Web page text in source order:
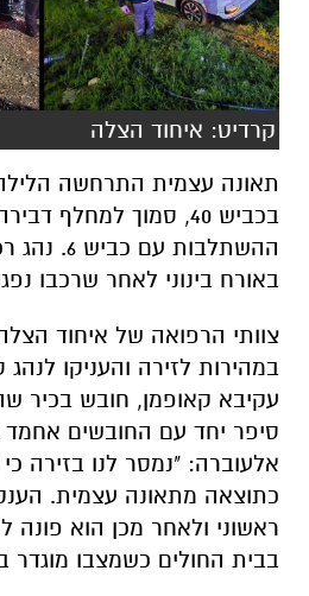
קרדיט: איחוד הצלה
תאונה עצמית התרחשה
בכביש 40, סמוך למחלף
באורח בינוני לאחר שרכבו
צוותי הרפואה של איחוד
במהירות לזירה והעניקו לנהג
עקיבא קאופמן, חובש בכיר
סיפר יחד עם החובשים אחמד
אלעוברה: "נמסר לנו בזירה
כתוצאה מתאונה עצמית.
ראשוני ולאחר מכן הוא
בבית החולים כשמצבו מוגדר